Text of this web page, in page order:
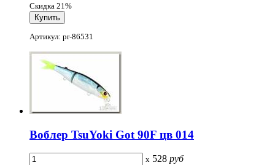
Скидка 21%
Артикул: pr-86531
Воблер TsuYoki Got 90F цв 014
x 528 руб